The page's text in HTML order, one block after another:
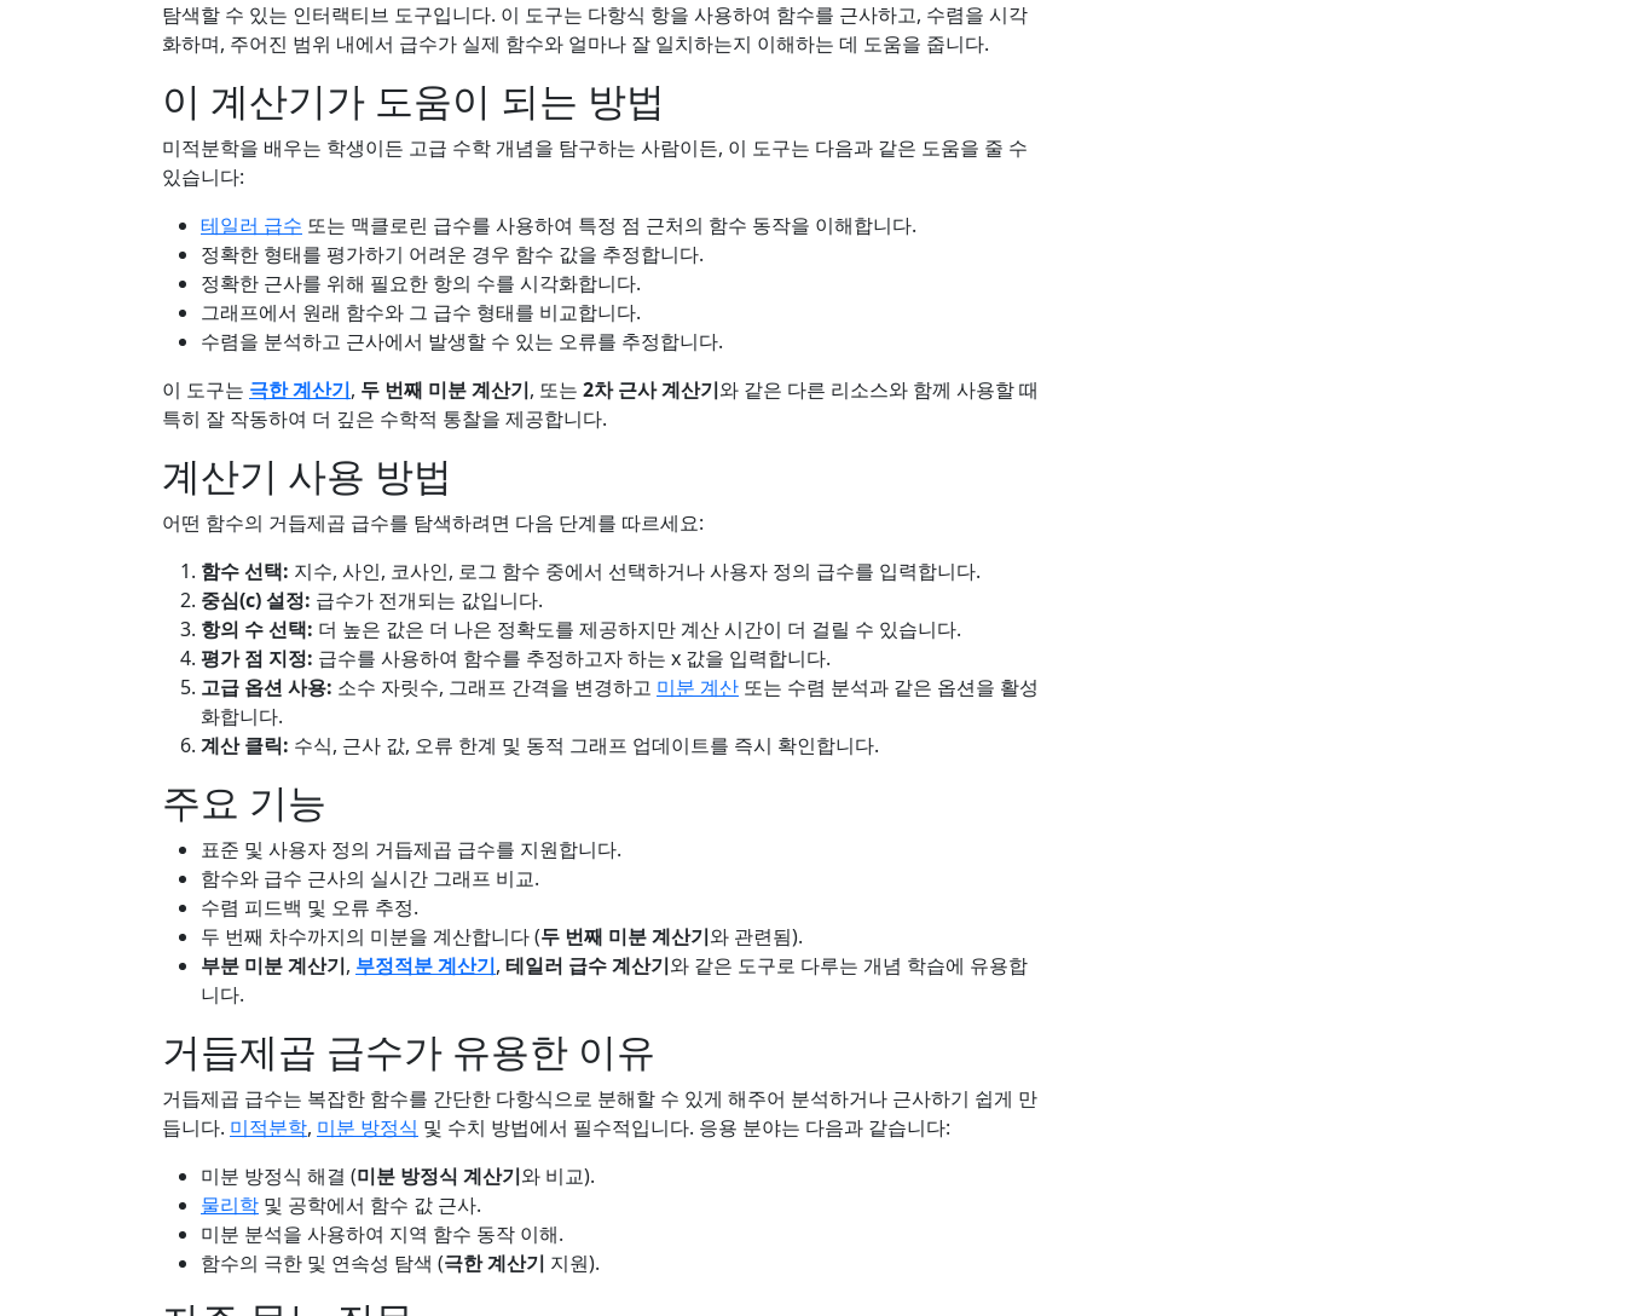
탐색할 수 있는 인터랙티브 도구입니다. 이 도구는 다항식 항을 사용하여 함수를 근사하고, 수렴을 시각
화하며, 주어진 범위 내에서 급수가 실제 함수와 얼마나 잘 일치하는지 이해하는 데 도움을 줍니다.
이 계산기가 도움이 되는 방법
미적분학을 배우는 학생이든 고급 수학 개념을 탐구하는 사람이든, 이 도구는 다음과 같은 도움을 줄 수
있습니다:
테일러 급수 또는 맥클로린 급수를 사용하여 특정 점 근처의 함수 동작을 이해합니다.
정확한 형태를 평가하기 어려운 경우 함수 값을 추정합니다.
정확한 근사를 위해 필요한 항의 수를 시각화합니다.
그래프에서 원래 함수와 그 급수 형태를 비교합니다.
수렴을 분석하고 근사에서 발생할 수 있는 오류를 추정합니다.
이 도구는 극한 계산기, 두 번째 미분 계산기, 또는 2차 근사 계산기와 같은 다른 리소스와 함께 사용할 때
특히 잘 작동하여 더 깊은 수학적 통찰을 제공합니다.
계산기 사용 방법
어떤 함수의 거듭제곱 급수를 탐색하려면 다음 단계를 따르세요:
함수 선택: 지수, 사인, 코사인, 로그 함수 중에서 선택하거나 사용자 정의 급수를 입력합니다.
중심(c) 설정: 급수가 전개되는 값입니다.
항의 수 선택: 더 높은 값은 더 나은 정확도를 제공하지만 계산 시간이 더 걸릴 수 있습니다.
평가 점 지정: 급수를 사용하여 함수를 추정하고자 하는 x 값을 입력합니다.
고급 옵션 사용: 소수 자릿수, 그래프 간격을 변경하고 미분 계산 또는 수렴 분석과 같은 옵션을 활성
화합니다.
계산 클릭: 수식, 근사 값, 오류 한계 및 동적 그래프 업데이트를 즉시 확인합니다.
주요 기능
표준 및 사용자 정의 거듭제곱 급수를 지원합니다.
함수와 급수 근사의 실시간 그래프 비교.
수렴 피드백 및 오류 추정.
두 번째 차수까지의 미분을 계산합니다 (두 번째 미분 계산기와 관련됨).
부분 미분 계산기, 부정적분 계산기, 테일러 급수 계산기와 같은 도구로 다루는 개념 학습에 유용합
니다.
거듭제곱 급수가 유용한 이유
거듭제곱 급수는 복잡한 함수를 간단한 다항식으로 분해할 수 있게 해주어 분석하거나 근사하기 쉽게 만
듭니다. 미적분학, 미분 방정식 및 수치 방법에서 필수적입니다. 응용 분야는 다음과 같습니다:
미분 방정식 해결 (미분 방정식 계산기와 비교).
물리학 및 공학에서 함수 값 근사.
미분 분석을 사용하여 지역 함수 동작 이해.
함수의 극한 및 연속성 탐색 (극한 계산기 지원).